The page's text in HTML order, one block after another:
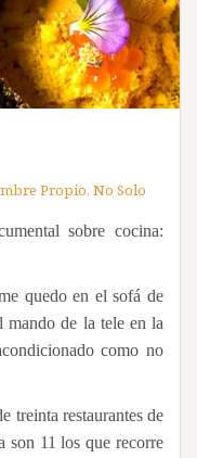
Propio, No Solo
sobre cocina:
quedo en el sofá de
mando de la tele en la
como no
treinta restaurantes de
son 11 los que recorre